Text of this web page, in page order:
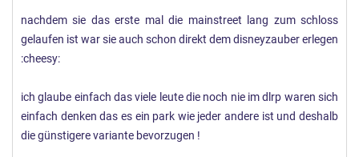
nachdem sie das erste mal die mainstreet lang zum schloss
gelaufen ist war sie auch schon direkt dem disneyzauber erlegen
:cheesy:
ich glaube einfach das viele leute die noch nie im dlrp waren sich
einfach denken das es ein park wie jeder andere ist und deshalb
die günstigere variante bevorzugen !